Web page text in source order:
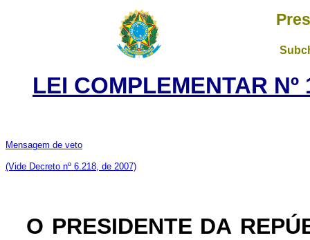
LEI COMPLEMENTAR
Mensagem de veto
(Vide Decreto nº 6.218, de 2007)
O PRESIDENTE DA